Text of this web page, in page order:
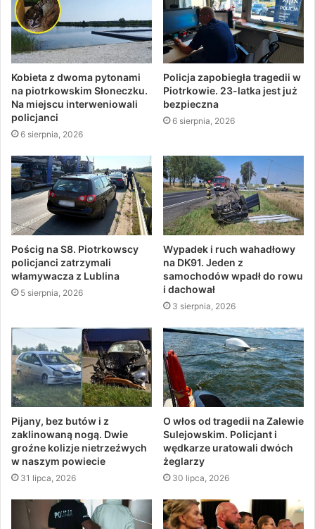
Kobieta z dwoma pytonami
na piotrkowskim Słoneczku.
Na miejscu interweniowali
policjanci
6 sierpnia, 2026
Policja zapobiegła tragedii w
Piotrkowie. 23-latka jest już
bezpieczna
6 sierpnia, 2026
Pościg na S8. Piotrkowscy
policjanci zatrzymali
włamywacza z Lublina
5 sierpnia, 2026
Wypadek i ruch wahadłowy
na DK91. Jeden z
samochodów wpadł do rowu
i dachował
3 sierpnia, 2026
Pijany, bez butów i z
zaklinowaną nogą. Dwie
groźne kolizje nietrzeźwych
w naszym powiecie
31 lipca, 2026
O włos od tragedii na Zalewie
Sulejowskim. Policjant i
wędkarze uratowali dwóch
żeglarzy
30 lipca, 2026